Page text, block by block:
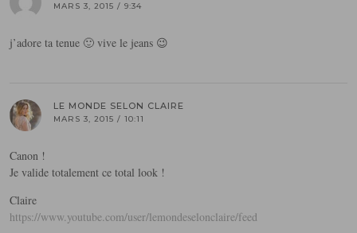
MARS 3, 2015 / 9:34
j’adore ta tenue 🙂 vive le jeans 😉
LE MONDE SELON CLAIRE
MARS 3, 2015 / 10:11
Canon !
Je valide totalement ce total look !
Claire
https://www.youtube.com/user/lemondeselonclaire/feed